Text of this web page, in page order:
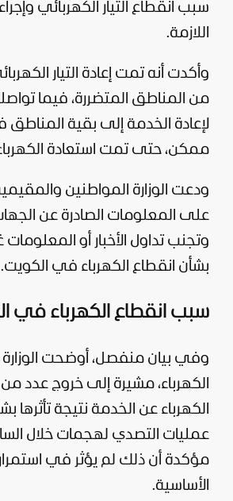
سبب انقطاع التيار الكهربائي
اللازمة.
وأكدت أنه تمت إعادة التيار
من المناطق المتضررة، فيما
لإعادة الخدمة إلى بقية
ممكن، حتى تمت استعادة
ودعت الوزارة المواطنين
على المعلومات الصادرة عن
وتجنب تداول الأخبار أو المعلومات
بشأن انقطاع الكهرباء في الكويت.
سبب انقطاع الكهرباء في
وفي بيان منفصل، أوضحت
الكهرباء، مشيرة إلى خروج عدد
الكهرباء عن الخدمة نتيجة تأثرها
عمليات التصدي لهجمات خلال
مؤكدة أن ذلك لم يؤثر في
الأساسية.